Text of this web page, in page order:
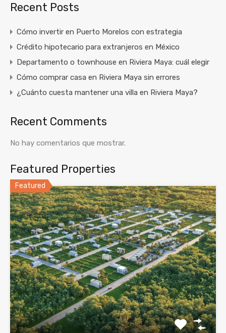
Recent Posts
Cómo invertir en Puerto Morelos con estrategia
Crédito hipotecario para extranjeros en México
Departamento o townhouse en Riviera Maya: cuál elegir
Cómo comprar casa en Riviera Maya sin errores
¿Cuánto cuesta mantener una villa en Riviera Maya?
Recent Comments
No hay comentarios que mostrar.
Featured Properties
Featured